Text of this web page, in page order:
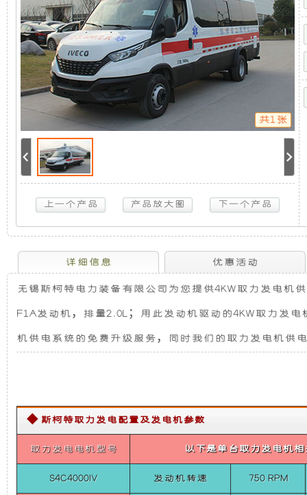
音
发
电
用
全
新
音
更
组，
是
相
对
放
式
发
而
言，
(依
维
柯
应
急
指
挥
车)
4KW
取
力
发
电
机
供
电
系
统
(依
急
指
挥
车) 4KW
取
力
发
电
机
供
电
系
统
(依
维
柯
应
共1张
详细信息 优惠活动
无锡斯柯特电力装备有限公司为您提供4KW取力发电机
F1A发动机，排量2.0L；用此发动机驱动的4KW取力发
机供电系统的免费升级服务，同时我们的取力发电机供
◆ 斯柯特取力发电配置及发电机参数
取力发电电机型号 以下是单台取力发电机
S4C4000IV 发动机转速 750 RPM